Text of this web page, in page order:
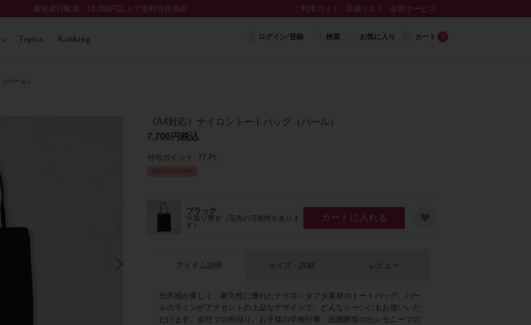
最短翌日配送・11,000円以上で送料当社負担 ご利用ガイド 店舗リスト 会員サービス
Topics Ranking ログイン/登録 検索 お気に入り カート 0
パール）
《A4対応》ナイロントートバッグ（パール）
7,700
税込
付与ポイント: 77 Pt.
2BUY10％OFF
ブラック
※取り寄せ（完売の可能性がありま
す）
カートに入れる
アイテム説明
光沢感が美しく、耐久性に優れたナイロンタフタ素材のトートバッグ。パー
ルのラインがアクセントの上品なデザインで、どんなシーンにもお使いいた
だけます。会社での外回り、お子様の学校行事、冠婚葬祭のセレモニーでの
サイズ・詳細 レビュー